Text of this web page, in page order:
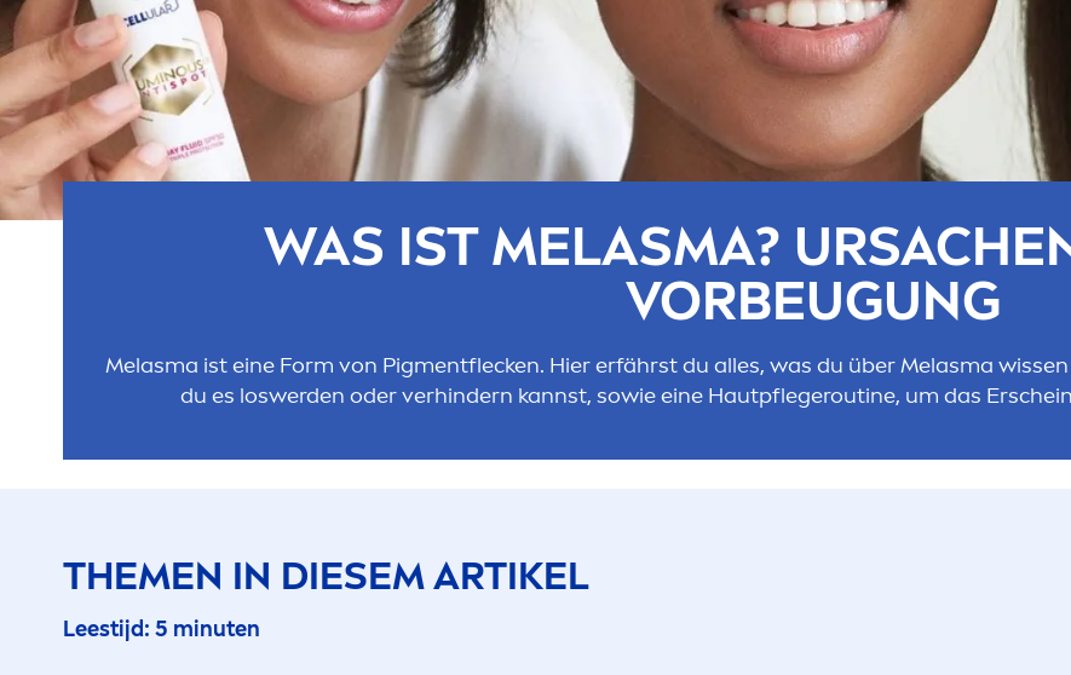
WAS IST MELASMA?
VORBEUGUNG
Melasma ist eine Form von Pigmentflecken. Hier erfährst du alles, was du über Melasma
du es loswerden oder verhindern kannst, sowie eine Hautpflegeroutine, um das
THEMEN IN DIESEM ARTIKEL
Leestijd: 5 minuten